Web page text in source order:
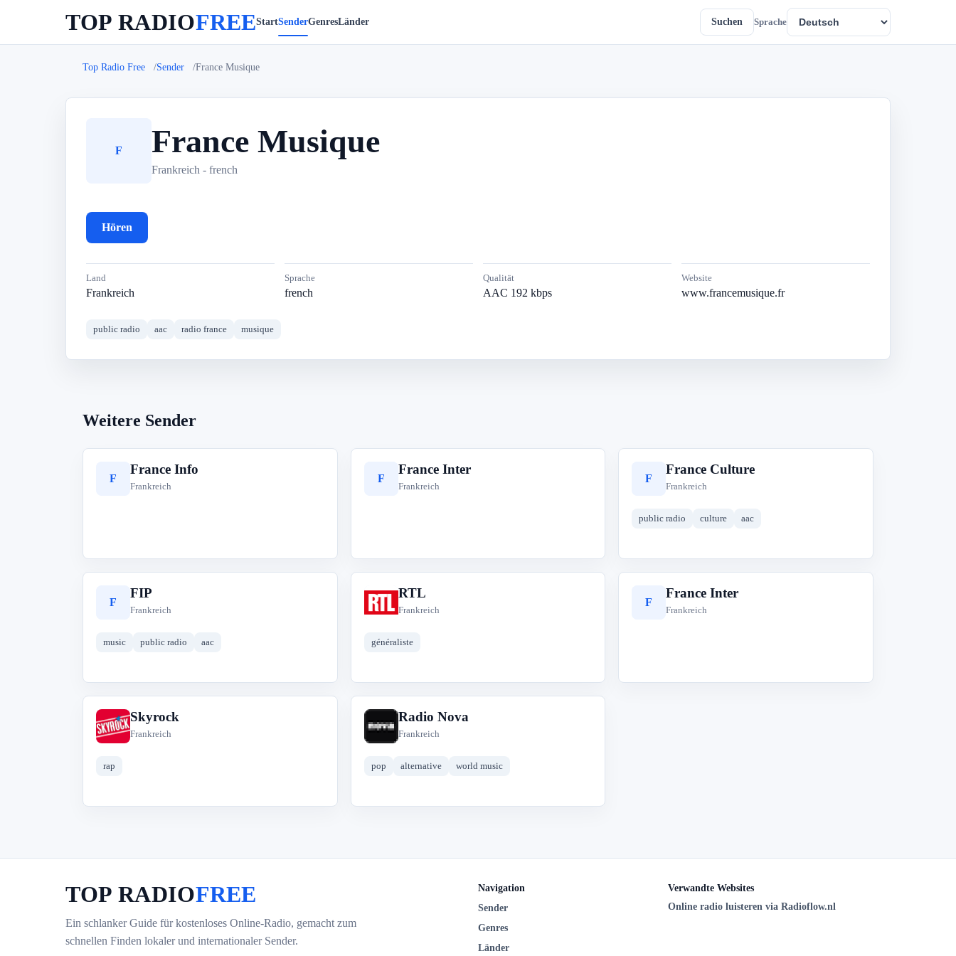
TOP RADIOFREEStartSenderGenresLänder Suchen Sprache
Top Radio Free Sender France Musique
F France Musique
Frankreich - french
Hören
Land
Frankreich
Sprache
french
Qualität
AAC 192 kbps
Website
www.francemusique.fr
public radio aac radio france musique
Weitere Sender
F
France Info
Frankreich
F
France Inter
Frankreich
F
France Culture
Frankreich
public radio culture aac
F
FIP
Frankreich
music public radio aac
R
RTL
Frankreich
généraliste
F
France Inter
Frankreich
S
Skyrock
Frankreich
rap
R
Radio Nova
Frankreich
pop alternative world music
TOP RADIOFREE
Ein schlanker Guide für kostenloses Online-Radio, gemacht zum
schnellen Finden lokaler und internationaler Sender.
Navigation
Sender
Genres
Länder
Verwandte Websites
Online radio luisteren via Radioflow.nl